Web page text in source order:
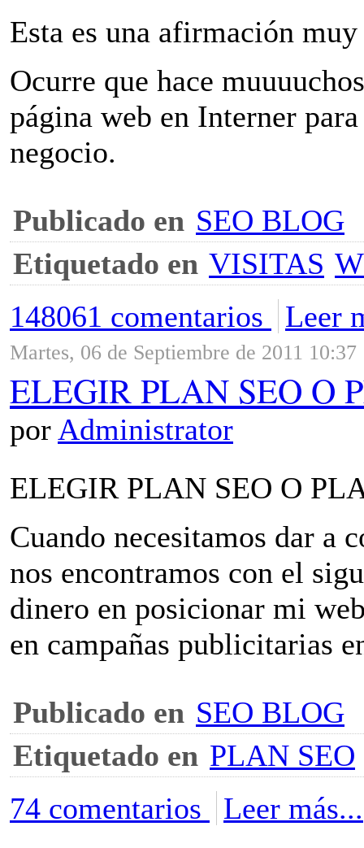
Esta es una afirmación
Ocurre que hace
página web en Interner
negocio.
Publicado en SEO BLOG
Etiquetado en VISITAS
148061 comentarios
Leer
Martes, 06 de Septiembre de 2011 10:37
ELEGIR PLAN SEO O
por Administrator
ELEGIR PLAN SEO O
Cuando necesitamos dar a
nos encontramos con el
dinero en posicionar mi
en campañas publicitarias
Publicado en SEO BLOG
Etiquetado en PLAN SEO
74 comentarios
Leer más...